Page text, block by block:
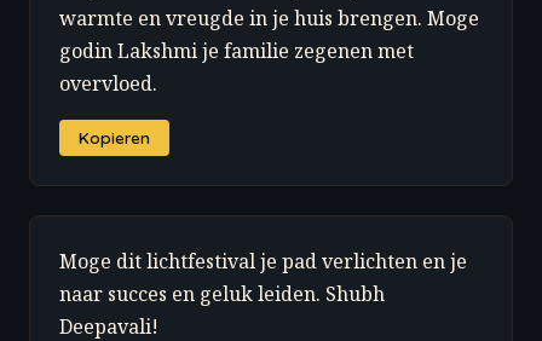
warmte en vreugde in je huis brengen. Moge
godin Lakshmi je familie zegenen met
overvloed.
Kopieren
Moge dit lichtfestival je pad verlichten en je
naar succes en geluk leiden. Shubh
Deepavali!